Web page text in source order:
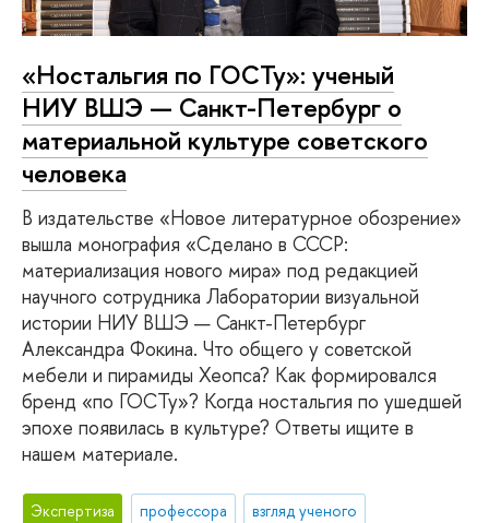
«Ностальгия по ГОСТу»: ученый
НИУ ВШЭ — Санкт-Петербург о
материальной культуре советского
человека
В издательстве «Новое литературное обозрение»
вышла монография «Сделано в СССР:
материализация нового мира» под редакцией
научного сотрудника Лаборатории визуальной
истории НИУ ВШЭ — Санкт-Петербург
Александра Фокина. Что общего у советской
мебели и пирамиды Хеопса? Как формировался
бренд «по ГОСТу»? Когда ностальгия по ушедшей
эпохе появилась в культуре? Ответы ищите в
нашем материале.
Экспертиза профессора взгляд ученого